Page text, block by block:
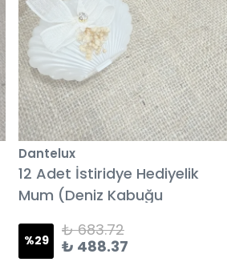
Dantelux
12 Adet İstiridye Hediyelik
Mum (Deniz Kabuğu
Hediyesi
%29
₺ 683.72
₺ 488.37